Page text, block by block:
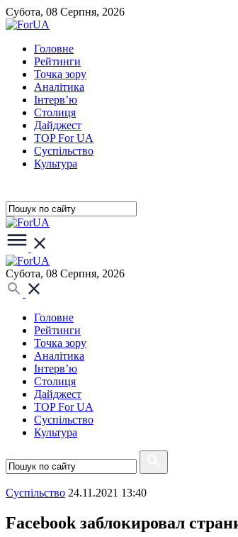
Субота, 08 Серпня, 2026
Головне
Рейтинги
Точка зору
Аналітика
Інтерв’ю
Столиця
Дайджест
TOP For UA
Суспiльство
Культура
Субота, 08 Серпня, 2026
Головне
Рейтинги
Точка зору
Аналітика
Інтерв’ю
Столиця
Дайджест
TOP For UA
Суспiльство
Культура
Суспiльство 24.11.2021 13:40
Facebook заблокировал